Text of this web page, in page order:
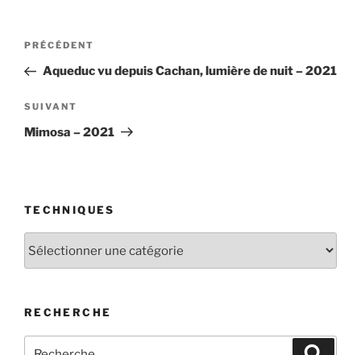
Navigation
l’article
Article
précédent
PRÉCÉDENT
Aqueduc vu depuis Cachan, lumière de nuit – 2021
Article
suivant
SUIVANT
Mimosa – 2021
TECHNIQUES
RECHERCHE